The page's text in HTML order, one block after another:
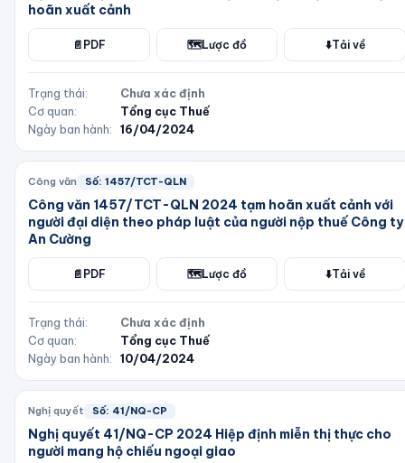
hoãn xuất cảnh
📄 PDF 🗺️Lược đồ ⬇️Tải về
Trạng thái:
Chưa xác định
Cơ quan:
Tổng cục Thuế
Ngày ban hành:
16/04/2024
Công văn Số: 1457/TCT-QLN
Công văn 1457/TCT-QLN 2024 tạm hoãn xuất cảnh với
người đại diện theo pháp luật của người nộp thuế Công ty
An Cường
📄 PDF 🗺️Lược đồ ⬇️Tải về
Trạng thái:
Chưa xác định
Cơ quan:
Tổng cục Thuế
Ngày ban hành:
10/04/2024
Nghị quyết Số: 41/NQ-CP
Nghị quyết 41/NQ-CP 2024 Hiệp định miễn thị thực cho
người mang hộ chiếu ngoại giao